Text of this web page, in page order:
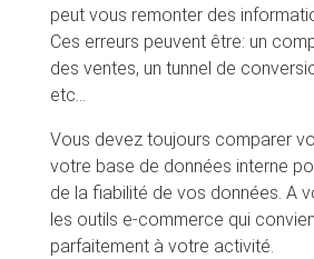
peut vous remonter des
Ces erreurs peuvent être: un
des ventes, un tunnel de
etc…
Vous devez toujours comparer
votre base de données interne
de la fiabilité de vos données. A
les outils e-commerce qui
parfaitement à votre activité.